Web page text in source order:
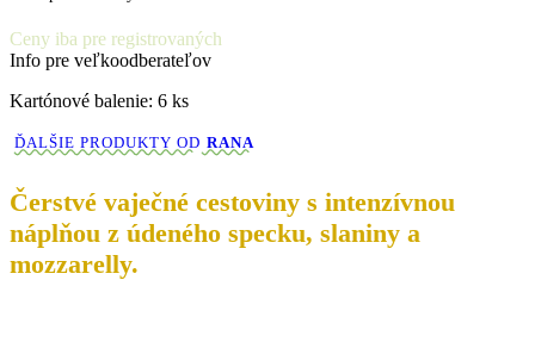
Ceny iba pre registrovaných
Info pre veľkoodberateľov
Kartónové balenie: 6 ks
ĎALŠIE PRODUKTY OD RANA
Čerstvé vaječné cestoviny s intenzívnou
náplňou z údeného specku, slaniny a
mozzarelly.